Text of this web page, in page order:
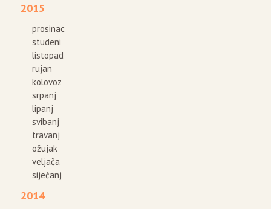
2015
prosinac
studeni
listopad
rujan
kolovoz
srpanj
lipanj
svibanj
travanj
ožujak
veljača
siječanj
2014